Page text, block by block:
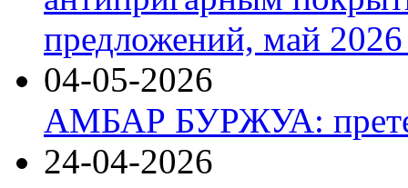
предложений, май 2026
04-05-2026
АМБАР БУРЖУА:
24-04-2026